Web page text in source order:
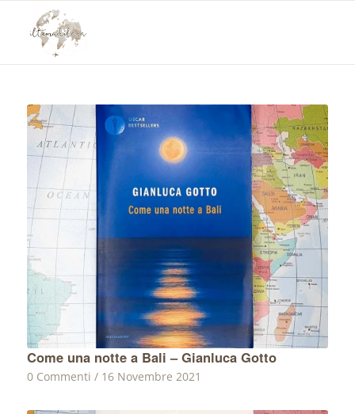
Come una notte a Bali – Gianluca Gotto
0 Commenti / 16 Novembre 2021